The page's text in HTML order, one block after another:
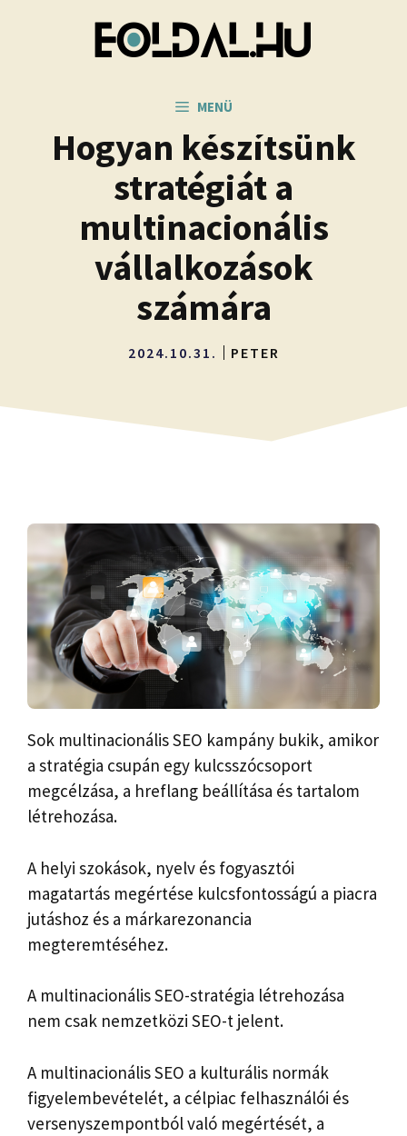
MENÜ
Hogyan készítsünk
stratégiát a
multinacionális
vállalkozások
számára
2024.10.31. PETER
Sok multinacionális SEO kampány bukik, amikor
a stratégia csupán egy kulcsszócsoport
megcélzása, a hreflang beállítása és tartalom
létrehozása.
A helyi szokások, nyelv és fogyasztói
magatartás megértése kulcsfontosságú a piacra
jutáshoz és a márkarezonancia
megteremtéséhez.
A multinacionális SEO-stratégia létrehozása
nem csak nemzetközi SEO-t jelent.
A multinacionális SEO a kulturális normák
figyelembevételét, a célpiac felhasználói és
versenyszempontból való megértését, a